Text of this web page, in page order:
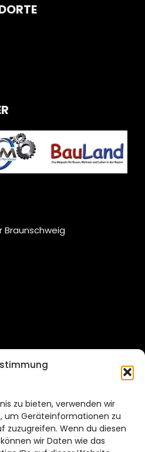
zu bieten, verwenden wir
um Geräteinformationen zu
zuzugreifen. Wenn du diesen
wir Daten wie das